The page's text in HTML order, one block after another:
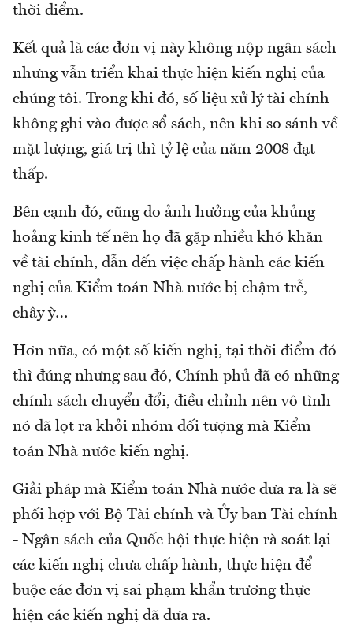
thời điểm.
Kết quả là các đơn vị này không nộp ngân sách
nhưng vẫn triển khai thực hiện kiến nghị của
chúng tôi. Trong khi đó, số liệu xử lý tài chính
không ghi vào được sổ sách, nên khi so sánh về
mặt lượng, giá trị thì tỷ lệ của năm 2008 đạt
thấp.
Bên cạnh đó, cũng do ảnh hưởng của khủng
hoảng kinh tế nên họ đã gặp nhiều khó khăn
về tài chính, dẫn đến việc chấp hành các kiến
nghị của Kiểm toán Nhà nước bị chậm trễ,
chây ỳ…
Hơn nữa, có một số kiến nghị, tại thời điểm đó
thì đúng nhưng sau đó, Chính phủ đã có những
chính sách chuyển đổi, điều chỉnh nên vô tình
nó đã lọt ra khỏi nhóm đối tượng mà Kiểm
toán Nhà nước kiến nghị.
Giải pháp mà Kiểm toán Nhà nước đưa ra là sẽ
phối hợp với Bộ Tài chính và Ủy ban Tài chính
- Ngân sách của Quốc hội thực hiện rà soát lại
các kiến nghị chưa chấp hành, thực hiện để
buộc các đơn vị sai phạm khẩn trương thực
hiện các kiến nghị đã đưa ra.